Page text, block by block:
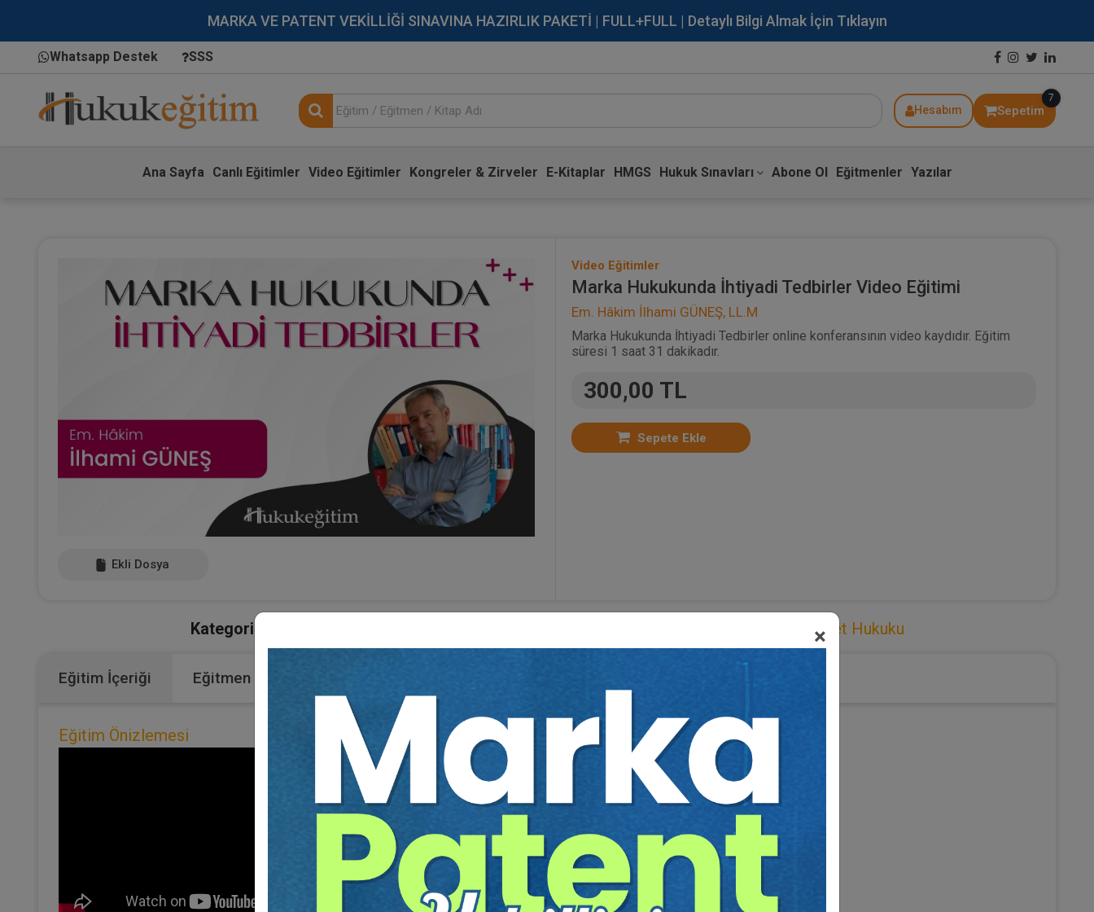
MARKA VE PATENT VEKİLLİĞİ SINAVINA HAZIRLIK PAKETİ | FULL+FULL | Detaylı Bilgi Almak İçin Tıklayın
Whatsapp Destek SSS
Hesabım Sepetim
7
Ana Sayfa Canlı Eğitimler Video Eğitimler Kongreler & Zirveler E-Kitaplar HMGS Hukuk Sınavları Abone Ol Eğitmenler Yazılar
×
Ekli Dosya
Video Eğitimler
Marka Hukukunda İhtiyadi Tedbirler Video Eğitimi
Em. Hâkim İlhami GÜNEŞ, LL.M
Marka Hukukunda İhtiyadi Tedbirler online konferansının video kaydıdır. Eğitim
süresi 1 saat 31 dakikadır.
300,00 TL
Sepete Ekle
Kategoriler: Ticaret Hukuku
Eğitim İçeriği Eğitmen
Eğitim Önizlemesi